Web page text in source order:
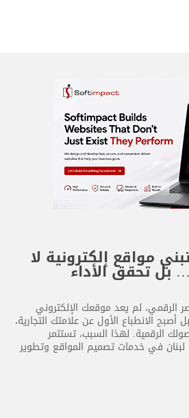
مواقع إلكترونية لا
بل تحقق الأداء
الرقمي، لم يعد موقعك الإلكتروني
أصبح الانطباع الأول عن علامتك التجارية،
الرقمية. لهذا السبب، تستثمر
في خدمات تصميم المواقع وتطوير